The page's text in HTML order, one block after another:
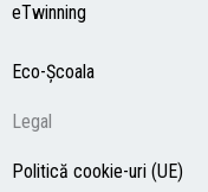
eTwinning
Eco-Şcoala
Legal
Politică cookie-uri (UE)